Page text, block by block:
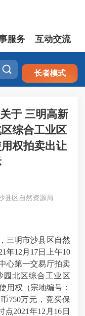
注册 登录
服务 互动交流
 长者模式
于 三明高新
综合工业区
权拍卖出让
县区自然资源局
明市沙县区自然
年12月17日上午10
心第一交易厅拍卖
园北区综合工业区
用权（宗地编号：
750万元，竞买保
2021年12月16日